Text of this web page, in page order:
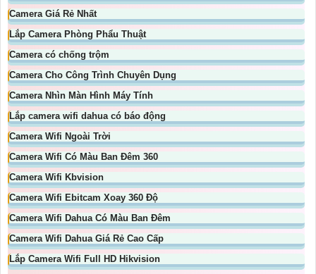
Camera Giá Rẻ Nhất
Lắp Camera Phòng Phẩu Thuật
Camera có chống trộm
Camera Cho Công Trình Chuyên Dụng
Camera Nhìn Màn Hình Máy Tính
Lắp camera wifi dahua có báo động
Camera Wifi Ngoài Trời
Camera Wifi Có Màu Ban Đêm 360
Camera Wifi Kbvision
Camera Wifi Ebitcam Xoay 360 Độ
Camera Wifi Dahua Có Màu Ban Đêm
Camera Wifi Dahua Giá Rẻ Cao Cấp
Lắp Camera Wifi Full HD Hikvision